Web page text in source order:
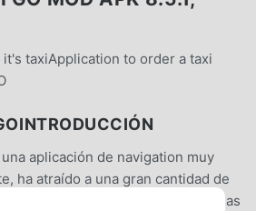
it's taxiApplication to order a taxi
aplicación de navigation muy
ha atraído a una gran cantidad de
en todo el mundo. Si deseas